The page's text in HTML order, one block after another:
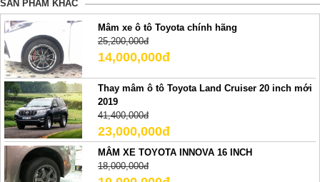
SẢN PHẢM KHÁC
Mâm xe ô tô Toyota chính hãng
25,200,000đ
14,000,000đ
Thay mâm ô tô Toyota Land Cruiser 20 inch mới
2019
41,400,000đ
23,000,000đ
MÂM XE TOYOTA INNOVA 16 INCH
18,000,000đ